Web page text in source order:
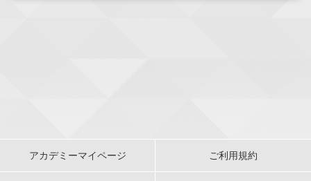
アカデミーマイページ ご利用規約